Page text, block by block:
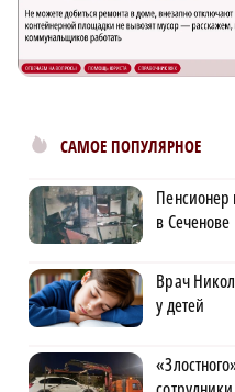
САМОЕ ПОПУЛЯРНОЕ
в Сеченове
Врач
у детей